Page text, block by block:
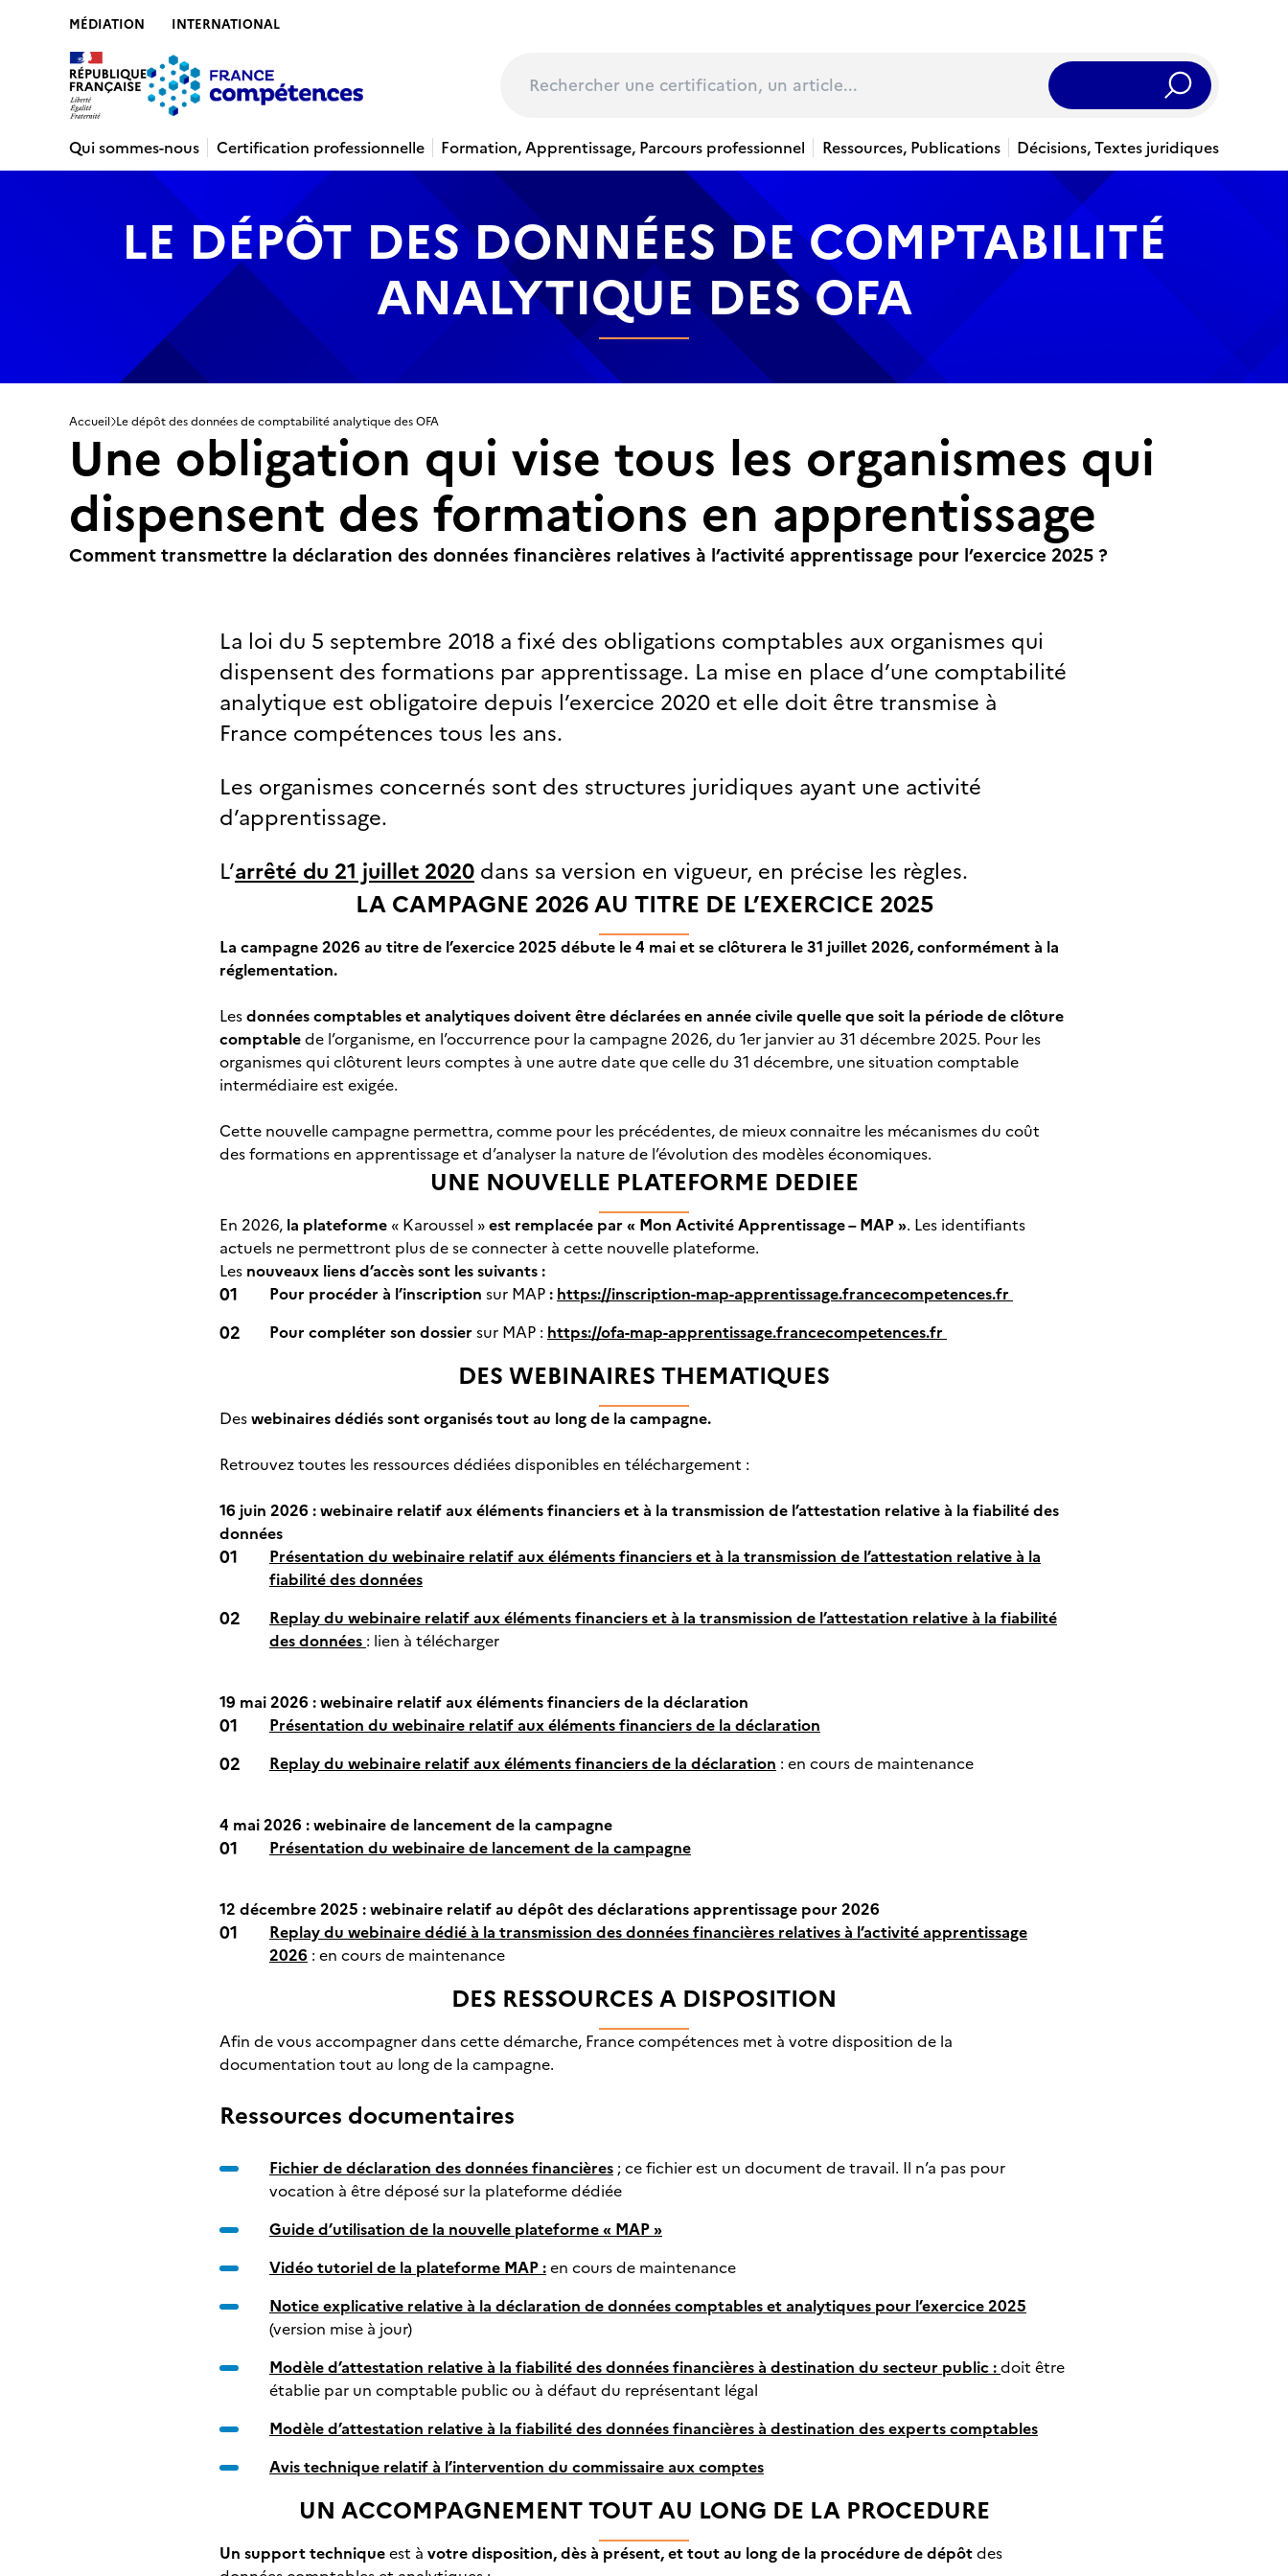
MÉDIATION INTERNATIONAL
Rechercher
Qui sommes-nous
Certification professionnelle Formation, Apprentissage, Parcours professionnel Ressources, Publications Décisions, Textes juridiques
LE DÉPÔT DES DONNÉES DE COMPTABILITÉ
ANALYTIQUE DES OFA
Accueil Le dépôt des données de comptabilité analytique des OFA
Une obligation qui vise tous les organismes qui
dispensent des formations en apprentissage
Comment transmettre la déclaration des données financières relatives à l’activité apprentissage pour l’exercice 2025 ?
La loi du 5 septembre 2018 a fixé des obligations comptables aux organismes qui
dispensent des formations par apprentissage. La mise en place d’une comptabilité
analytique est obligatoire depuis l’exercice 2020 et elle doit être transmise à
France compétences tous les ans.
Les organismes concernés sont des structures juridiques ayant une activité
d’apprentissage.
L’arrêté du 21 juillet 2020 dans sa version en vigueur, en précise les règles.
LA CAMPAGNE 2026 AU TITRE DE L’EXERCICE 2025
La campagne 2026 au titre de l’exercice 2025 débute le 4 mai et se clôturera le 31 juillet 2026, conformément à la
réglementation.
Lesdonnées comptables et analytiques doivent être déclarées en année civile quelle que soit la période de clôture
comptablede l’organisme, en l’occurrence pour la campagne 2026, du 1er janvier au 31 décembre 2025. Pour les
organismes qui clôturent leurs comptes à une autre date que celle du 31 décembre, une situation comptable
intermédiaire est exigée.
Cette nouvelle campagne permettra, comme pour les précédentes, de mieux connaitre les mécanismes du coût
des formations en apprentissage et d’analyser la nature de l’évolution des modèles économiques.
UNE NOUVELLE PLATEFORME DEDIEE
En 2026, la plateforme « Karoussel »est remplacée par « Mon Activité Apprentissage – MAP ». Les identifiants
actuels ne permettront plus de se connecter à cette nouvelle plateforme.
Les nouveaux liens d’accès sont les suivants :
Pour procéder à l’inscription sur MAP: https://inscription-map-apprentissage.francecompetences.fr
Pour compléter son dossier sur MAP : https://ofa-map-apprentissage.francecompetences.fr
DES WEBINAIRES THEMATIQUES
Deswebinaires dédiés sont organisés tout au long de la campagne.
Retrouvez toutes les ressources dédiées disponibles en téléchargement :
16 juin 2026 :webinaire relatif aux éléments financiers et à la transmission de l’attestation relative à la fiabilité des
données
Présentation du webinaire relatif aux éléments financiers et à la transmission de l’attestation relative à la
fiabilité des données
Replay du webinaire relatifaux éléments financiers et à la transmission de l’attestation relative à la fiabilité
des données : lien à télécharger
19 mai 2026 : webinaire relatif aux éléments financiers de la déclaration
Présentation du webinaire relatif aux éléments financiers de la déclaration
Replay du webinaire relatif aux éléments financiers de la déclaration : en cours de maintenance
4 mai 2026 : webinaire de lancement de la campagne
Présentation du webinaire de lancement de la campagne
12 décembre 2025 : webinaire relatif au dépôt des déclarations apprentissage pour 2026
Replay du webinaire dédié à la transmission des données financières relatives à l’activité apprentissage
2026 : en cours de maintenance
DES RESSOURCES A DISPOSITION
Afin de vous accompagner dans cette démarche, France compétences met à votre disposition de la
documentation tout au long de la campagne.
Ressources documentaires
Fichier de déclaration des données financières ; ce fichier est un document de travail. Il n’a pas pour
vocation à être déposé sur la plateforme dédiée
Guide d’utilisation de la nouvelle plateforme « MAP »
Vidéo tutoriel de la plateforme MAP :en cours de maintenance
Notice explicative relative à la déclaration de données comptables et analytiques pour l’exercice 2025
(version mise à jour)
Modèle d’attestation relative à la fiabilité des données financières à destination du secteur public :doit être
établie par un comptable public ou à défaut du représentant légal
Modèle d’attestation relative à la fiabilité des données financières à destination des experts comptables
Avis technique relatif à l’intervention du commissaire aux comptes
UN ACCOMPAGNEMENT TOUT AU LONG DE LA PROCEDURE
Un support techniqueest à votre disposition, dès à présent, et tout au long de la procédure de dépôtdes